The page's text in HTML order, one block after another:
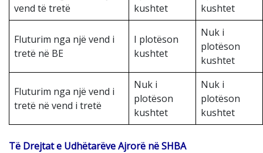
vend të tretë
kushtet
kushtet
Fluturim nga një vend i
tretë në BE
I plotëson
kushtet
Nuk i
plotëson
kushtet
Fluturim nga një vend i
tretë në vend i tretë
Nuk i
plotëson
kushtet
Nuk i
plotëson
kushtet
Të Drejtat e Udhëtarëve Ajrorë në SHBA